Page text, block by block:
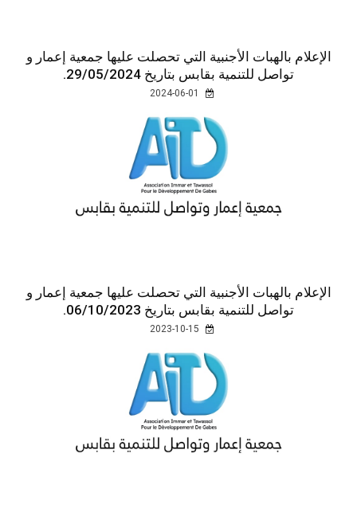
الإعلام بالهبات الأجنبية التي تحصلت عليها جمعية إعمار و
تواصل للتنمية بقابس بتاريخ 29/05/2024.
الإعلام بالهبات الأجنبية التي تحصلت عليها جمعية إعمار و
تواصل للتنمية بقابس بتاريخ 06/10/2023.